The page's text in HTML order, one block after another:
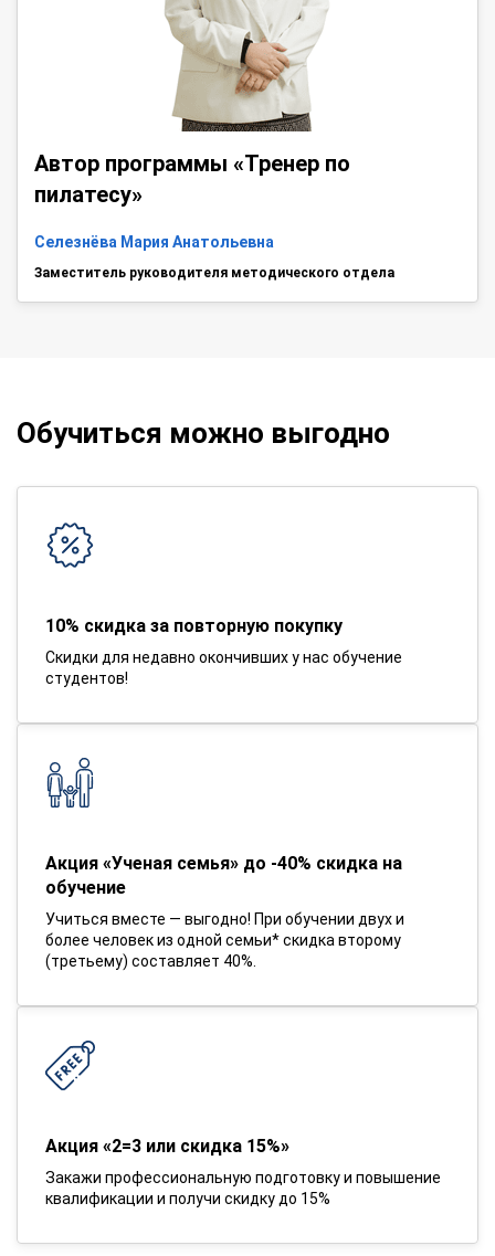
Автор программы «Тренер по
пилатесу»
Селезнёва Мария Анатольевна
Заместитель руководителя методического отдела
Обучиться можно выгодно
10% скидка за повторную покупку
Скидки для недавно окончивших у нас обучение
студентов!
Акция «Ученая семья» до -40% скидка на
обучение
Учиться вместе — выгодно! При обучении двух и
более человек из одной семьи* скидка второму
(третьему) составляет 40%.
Акция «2=3 или скидка 15%»
Закажи профессиональную подготовку и повышение
квалификации и получи скидку до 15%